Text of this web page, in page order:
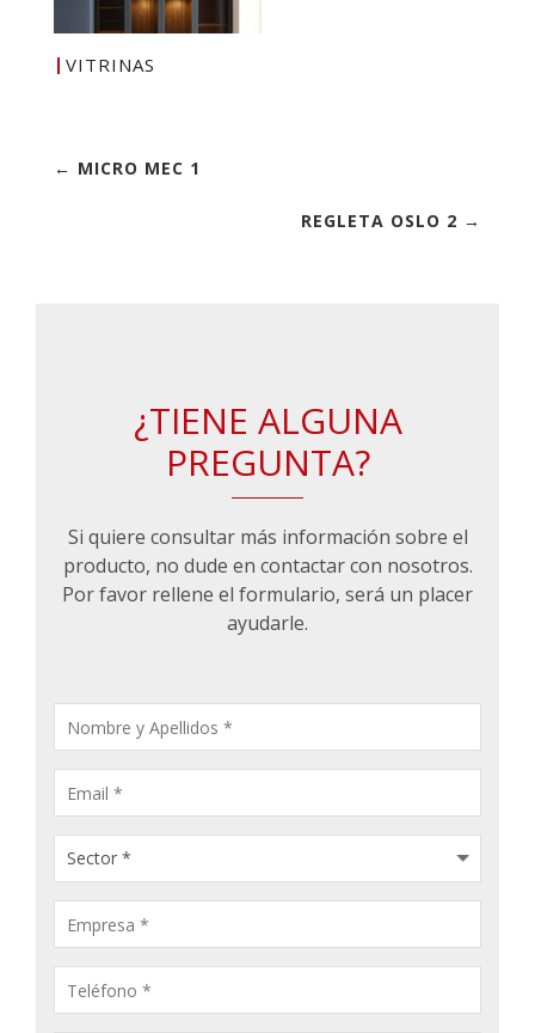
VITRINAS
← MICRO MEC 1
REGLETA OSLO 2 →
¿TIENE ALGUNA
PREGUNTA?
Si quiere consultar más información sobre el
producto, no dude en contactar con nosotros.
Por favor rellene el formulario, será un placer
ayudarle.
CONSULTA
PRODUCTOS